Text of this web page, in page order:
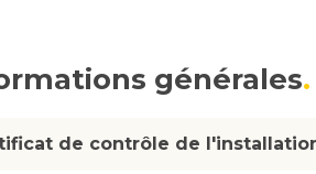
générales
de contrôle de